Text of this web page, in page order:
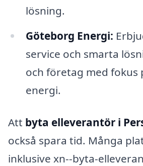
lösning.
Göteborg Energi:
service och smarta
och företag med fokus
energi.
Att byta elleverantör i
också spara tid. Många
inklusive xn--byta-